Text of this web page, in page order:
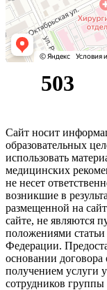
Сайт носит
образовательных
использовать
медицинских
не несет
возникшие в
размещенной на
сайте, не являются
положениями статьи
Федерации.
основании
получением услуги
сотрудников